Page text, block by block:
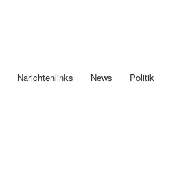
Narichtenlinks News Politik